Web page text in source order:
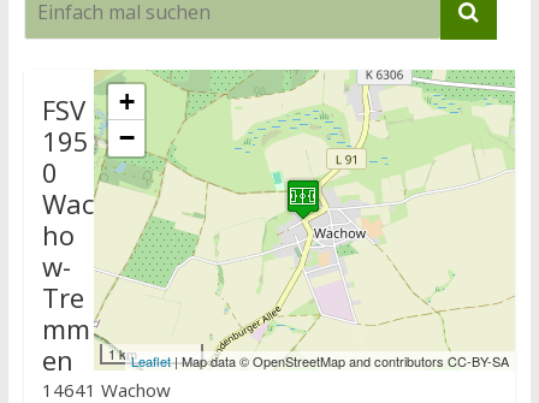
+
−
1 kmLeaflet| Map data © OpenStreetMap and contributors CC-BY-SA
FSV
195
0
Wac
ho
w-
Tre
mm
en
14641 Wachow